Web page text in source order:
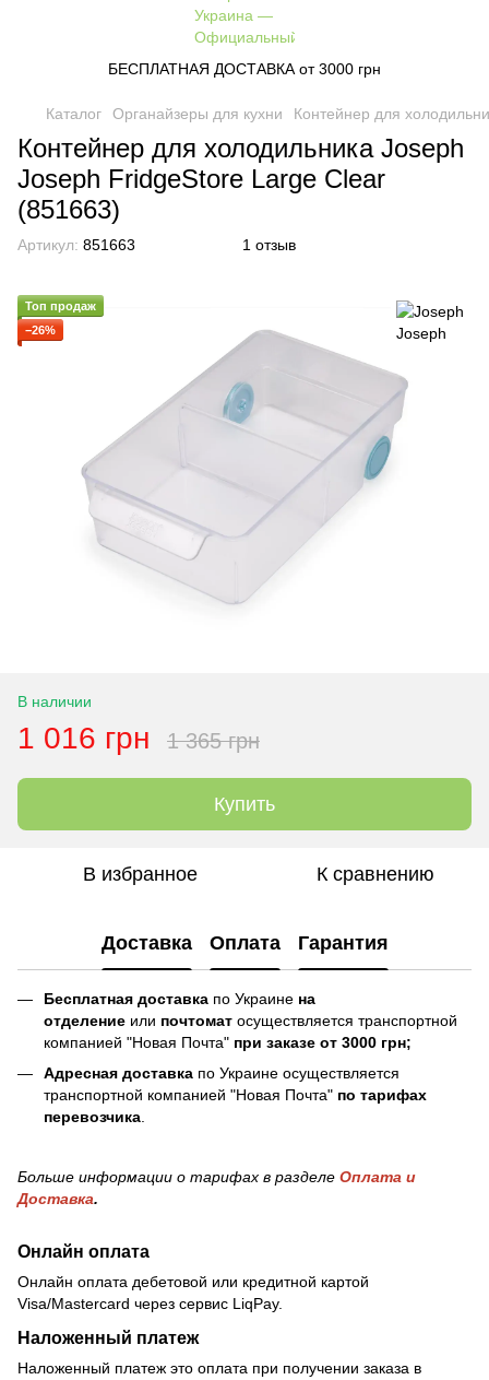
БЕСПЛАТНАЯ ДОСТАВКА от 3000 грн
Каталог Органайзеры для кухни Контейнер для
Контейнер для холодильника Joseph
Joseph FridgeStore Large Clear
(851663)
Артикул: 851663 1 отзыв
Топ продаж
−26%
В наличии
1 016 грн 1 365 грн
Купить
В избранное К сравнению
Доставка Оплата Гарантия
Бесплатная доставка по Украине на
отделение или почтомат осуществляется транспортной
компанией "Новая Почта" при заказе от 3000 грн;
Адресная доставка по Украине осуществляется
транспортной компанией "Новая Почта" по тарифах
перевозчика
Больше информации о тарифах в разделе Оплата и
Доставка.
Онлайн оплата
Онлайн оплата дебетовой или кредитной картой
Visa/Mastercard через сервис LiqPay.
Наложенный платеж
Наложенный платеж это оплата при получении заказа в